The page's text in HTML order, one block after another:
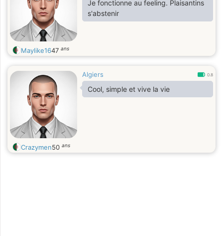
Je fonctionne au feeling. Plaisantins
s'abstenir
Maylike1647 ans
Algiers 0.8
Cool, simple et vive la vie
Crazymen50 ans